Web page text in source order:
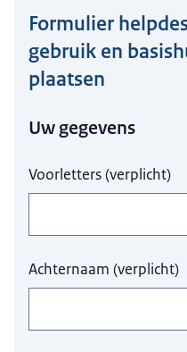
Formulier
gebruik en
plaatsen
Uw gegevens
Voorletters(verplicht)
Achternaam (verplicht)
Hier niets invullen a.u.b.